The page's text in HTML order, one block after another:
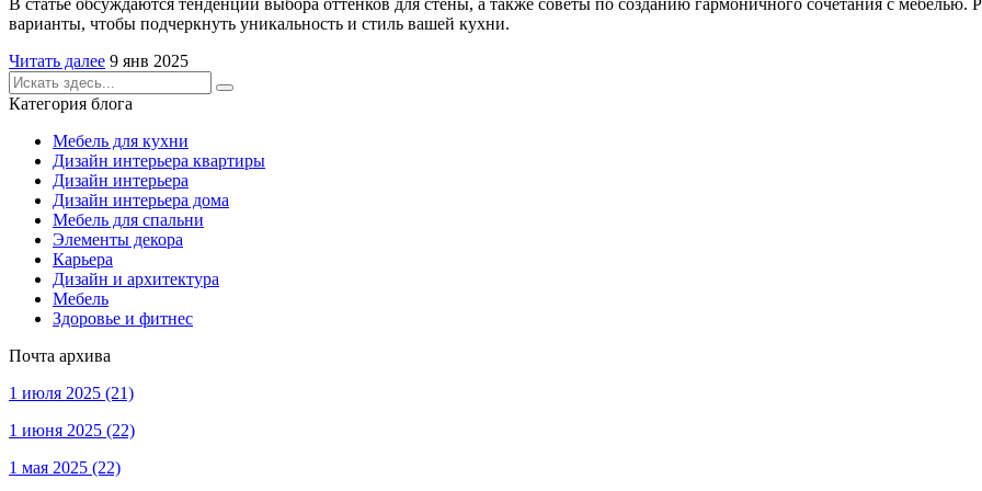
В статье обсуждаются тенденции выбора оттенков для стены, а также советы по созданию гармоничного сочетания с мебелью.
варианты, чтобы подчеркнуть уникальность и стиль вашей кухни.
Читать далее 9 янв 2025
Категория блога
Мебель для кухни
Дизайн интерьера квартиры
Дизайн интерьера
Дизайн интерьера дома
Мебель для спальни
Элементы декора
Карьера
Дизайн и архитектура
Мебель
Здоровье и фитнес
Почта архива
1 июля 2025 (21)
1 июня 2025 (22)
1 мая 2025 (22)